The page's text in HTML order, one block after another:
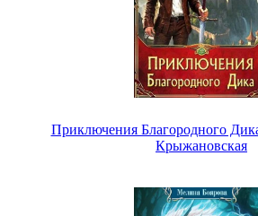
Приключения Благородного
Крыжановская